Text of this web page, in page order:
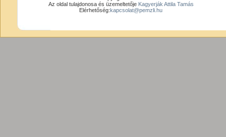
Az oldal tulajdonosa és üzemeltetője Kagyerják Attila Tamás
Elérhetőség:kapcsolat@pemzli.hu